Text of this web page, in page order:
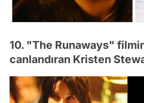
10. "The Runaways"
canlandıran Kristen